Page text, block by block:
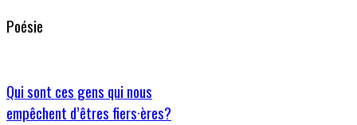
Poésie
Qui sont ces gens qui nous
empêchent d’êtres fiers·ères?